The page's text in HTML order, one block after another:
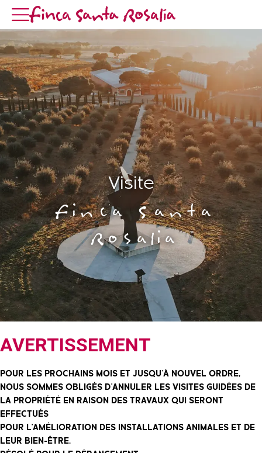
Visite
Finca Santa
Rosalia
AVERTISSEMENT
POUR LES PROCHAINS MOIS ET JUSQU'À NOUVEL ORDRE,
NOUS SOMMES OBLIGÉS D'ANNULER LES VISITES GUIDÉES DE
LA PROPRIÉTÉ EN RAISON DES TRAVAUX QUI SERONT
EFFECTUÉS
POUR L’AMÉLIORATION DES INSTALLATIONS ANIMALES ET DE
LEUR BIEN-ÊTRE.